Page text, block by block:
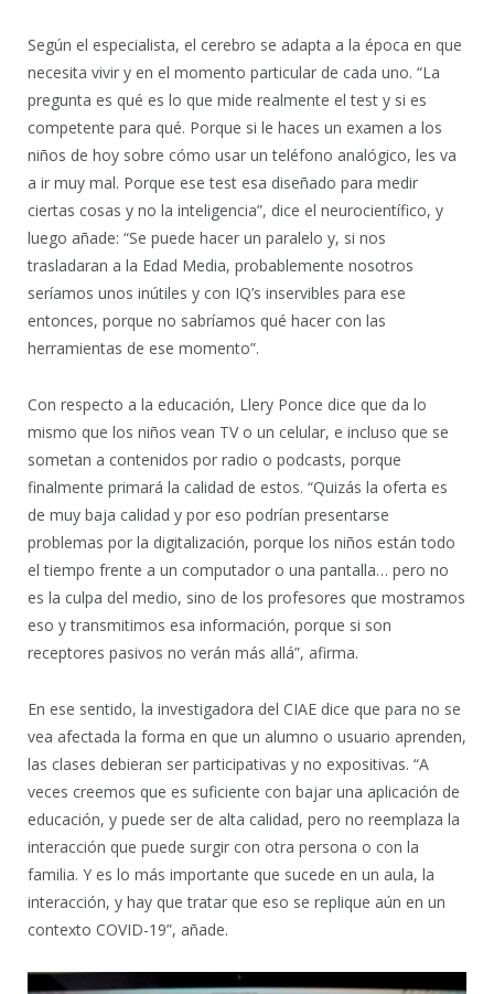
Según el especialista, el cerebro se adapta a la época en que
necesita vivir y en el momento particular de cada uno. “La
pregunta es qué es lo que mide realmente el test y si es
competente para qué. Porque si le haces un examen a los
niños de hoy sobre cómo usar un teléfono analógico, les va
a ir muy mal. Porque ese test esa diseñado para medir
ciertas cosas y no la inteligencia”, dice el neurocientífico, y
luego añade: “Se puede hacer un paralelo y, si nos
trasladaran a la Edad Media, probablemente nosotros
seríamos unos inútiles y con IQ’s inservibles para ese
entonces, porque no sabríamos qué hacer con las
herramientas de ese momento”.
Con respecto a la educación, Llery Ponce dice que da lo
mismo que los niños vean TV o un celular, e incluso que se
sometan a contenidos por radio o podcasts, porque
finalmente primará la calidad de estos. “Quizás la oferta es
de muy baja calidad y por eso podrían presentarse
problemas por la digitalización, porque los niños están todo
el tiempo frente a un computador o una pantalla… pero no
es la culpa del medio, sino de los profesores que mostramos
eso y transmitimos esa información, porque si son
receptores pasivos no verán más allá”, afirma.
En ese sentido, la investigadora del CIAE dice que para no se
vea afectada la forma en que un alumno o usuario aprenden,
las clases debieran ser participativas y no expositivas. “A
veces creemos que es suficiente con bajar una aplicación de
educación, y puede ser de alta calidad, pero no reemplaza la
interacción que puede surgir con otra persona o con la
familia. Y es lo más importante que sucede en un aula, la
interacción, y hay que tratar que eso se replique aún en un
contexto COVID-19”, añade.